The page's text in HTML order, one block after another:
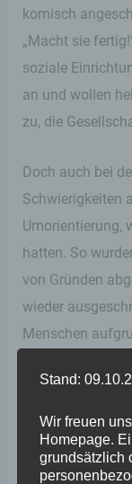
komisch
„Macht sie
soziale
an und wollen
zu, die
Doch auch bei
Schwierigkeiten
Umorientierung,
hatten. So
von Gründen
wieder
Menschen
Wefelscheid
und macht
niemandem
Stand:
Wir freuen
Homepage.
grundsätzlich